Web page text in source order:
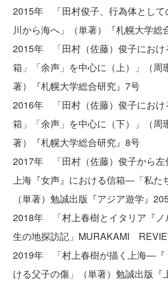
2015年 「田村俊子、行為体とし
川から海へ」（単著）『札幌大学総
2015年 「田村（佐藤）俊子にお
箱」「余声」を中心に（上）」（周
著）『札幌大学総合研究』7号
2016年 「田村（佐藤）俊子にお
箱」「余声」を中心に（下）」（周
著）『札幌大学総合研究』8号
2017年 「田村（佐藤）俊子から左
上海『女声』における信箱―「私た
（単著）勉誠出版『アジア遊学』
2018年 「村上春樹とイタリア『ノ
生の地探訪記」MURAKAMI
2019年 「村上春樹が描く上海―『
ける父子の傷」（単著）勉誠出版『